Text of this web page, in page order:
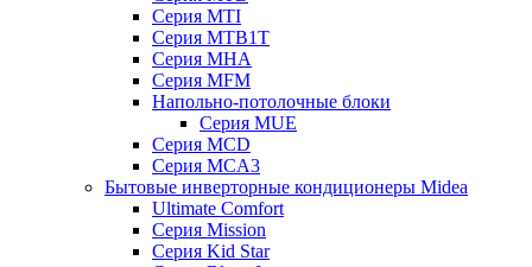
Серия MTI
Серия MTB1T
Серия MHA
Серия MFM
Напольно-потолочные блоки
Серия MUE
Серия MCD
Серия MCA3
Бытовые инверторные кондиционеры Midea
Ultimate Comfort
Серия Mission
Серия Kid Star